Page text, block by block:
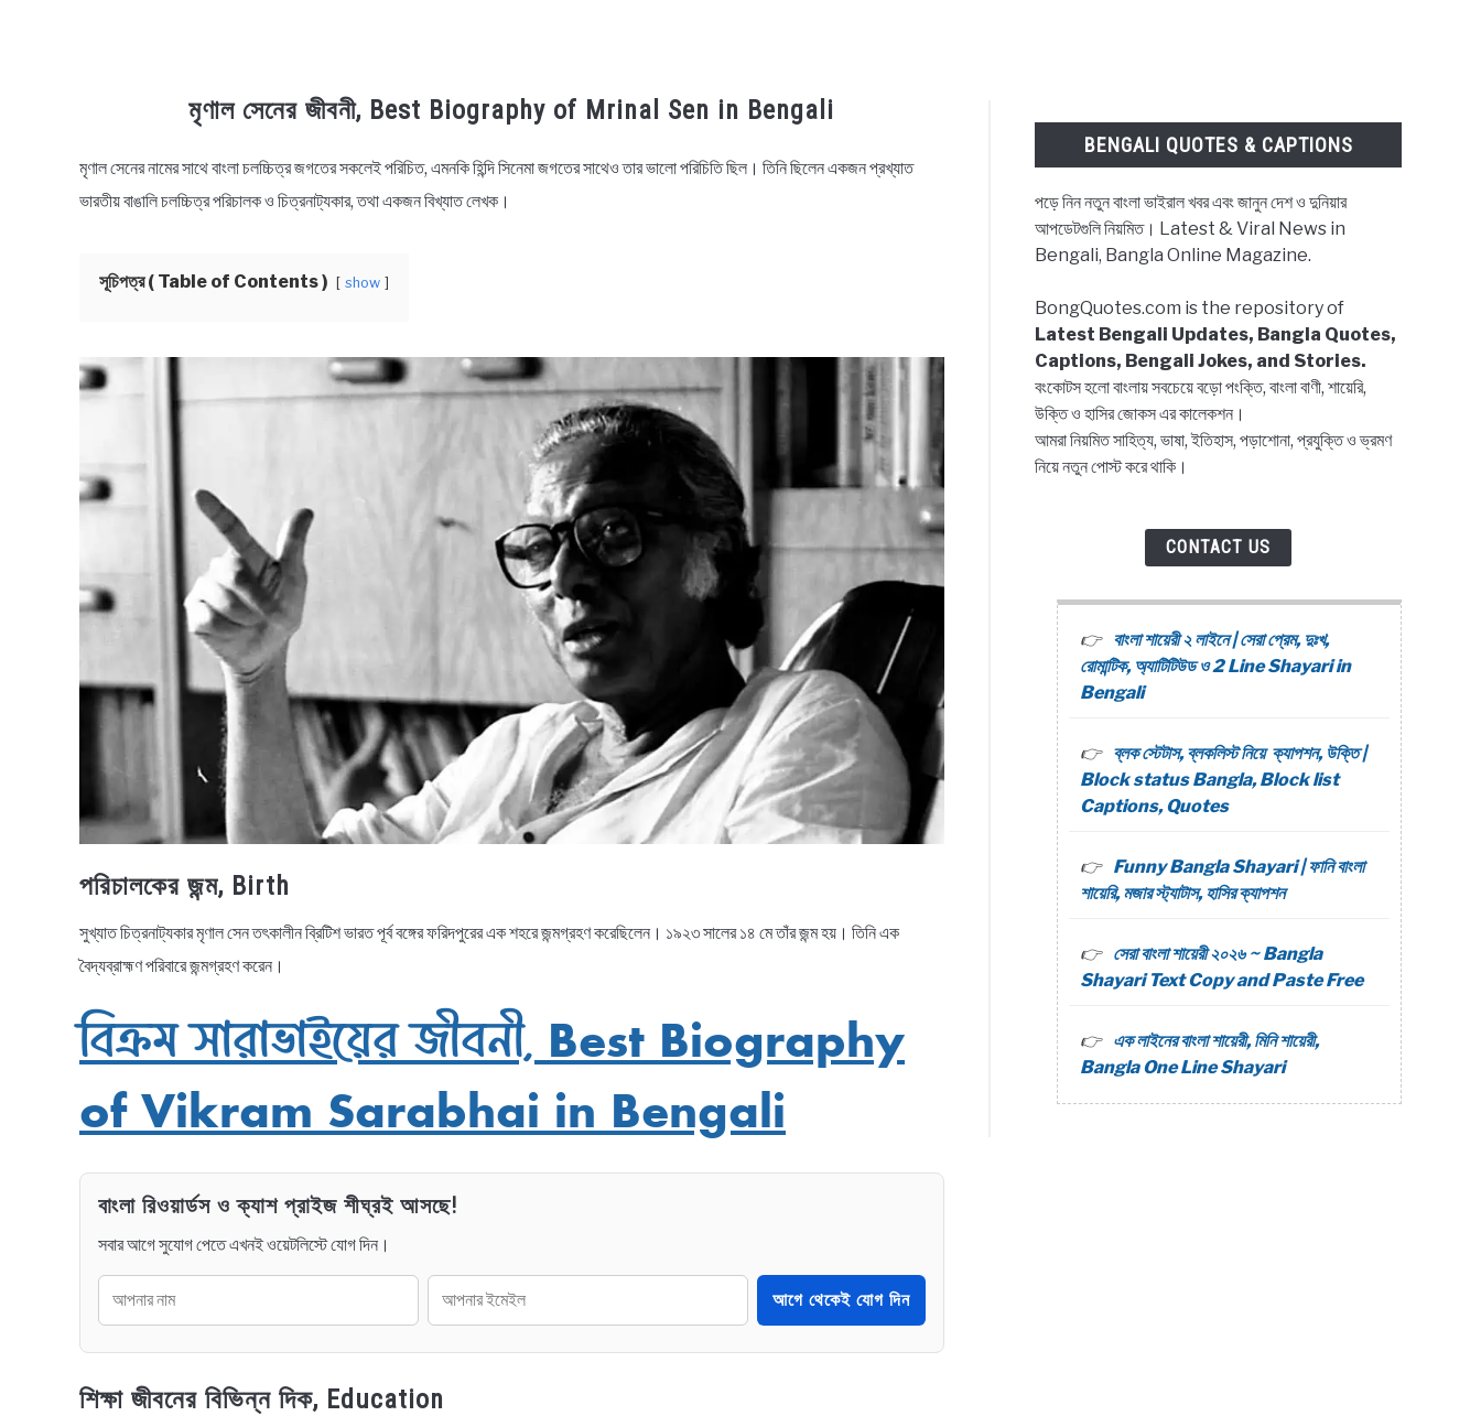
মৃণাল সেনের জীবনী, Best Biography of Mrinal Sen in Bengali
in
Biography,Entertainment
মৃণাল সেনের নামের সাথে বাংলা চলচ্চিত্র জগতের সকলেই পরিচিত, এমনকি হিন্দি সিনেমা জগতের সাথেও তার ভালো পরিচিতি ছিল। তিনি ছিলেন একজন প্রখ্যাত
ভারতীয় বাঙালি চলচ্চিত্র পরিচালক ও চিত্রনাট্যকার, তথা একজন বিখ্যাত লেখক।
সূচিপত্র ( Table of Contents ) show
পরিচালকের জন্ম, Birth
সুখ্যাত চিত্রনাট্যকার মৃণাল সেন তৎকালীন ব্রিটিশ ভারত পূর্ব বঙ্গের ফরিদপুরের এক শহরে জন্মগ্রহণ করেছিলেন। ১৯২৩ সালের ১৪ মে তাঁর জন্ম হয়। তিনি এক
বৈদ্যব্রাহ্মণ পরিবারে জন্মগ্রহণ করেন।
বিক্রম সারাভাইয়ের জীবনী, Best Biography
of Vikram Sarabhai in Bengali
বাংলা রিওয়ার্ডস ও ক্যাশ প্রাইজ শীঘ্রই আসছে!
সবার আগে সুযোগ পেতে এখনই ওয়েটলিস্টে যোগ দিন।
আগে থেকেই যোগ দিন
শিক্ষা জীবনের বিভিন্ন দিক, Education
BENGALI QUOTES & CAPTIONS
পড়ে নিন নতুন বাংলা ভাইরাল খবর এবং জানুন দেশ ও দুনিয়ার
আপডেটগুলি নিয়মিত। Latest & Viral News in
Bengali, Bangla Online Magazine.
BongQuotes.com is the repository of
Latest Bengali Updates, Bangla Quotes,
Captions, Bengali Jokes, and Stories.
বংকোটস হলো বাংলায় সবচেয়ে বড়ো পংক্তি, বাংলা বাণী, শায়েরি,
উক্তি ও হাসির জোকস এর কালেকশন।
আমরা নিয়মিত সাহিত্য, ভাষা, ইতিহাস, পড়াশোনা, প্রযুক্তি ও ভ্রমণ
নিয়ে নতুন পোস্ট করে থাকি।
CONTACT US
বাংলা শায়েরী ২ লাইনে | সেরা প্রেম, দুঃখ,
রোমান্টিক, অ্যাটিটিউড ও 2 Line Shayari in
Bengali
ব্লক স্টেটাস, ব্লকলিস্ট নিয়ে ক্যাপশন, উক্তি |
Block status Bangla, Block list
Captions, Quotes
Funny Bangla Shayari | ফানি বাংলা
শায়েরি, মজার স্ট্যাটাস, হাসির ক্যাপশন
সেরা বাংলা শায়েরী ২০২৬ ~ Bangla
Shayari Text Copy and Paste Free
এক লাইনের বাংলা শায়েরী, মিনি শায়েরী,
Bangla One Line Shayari